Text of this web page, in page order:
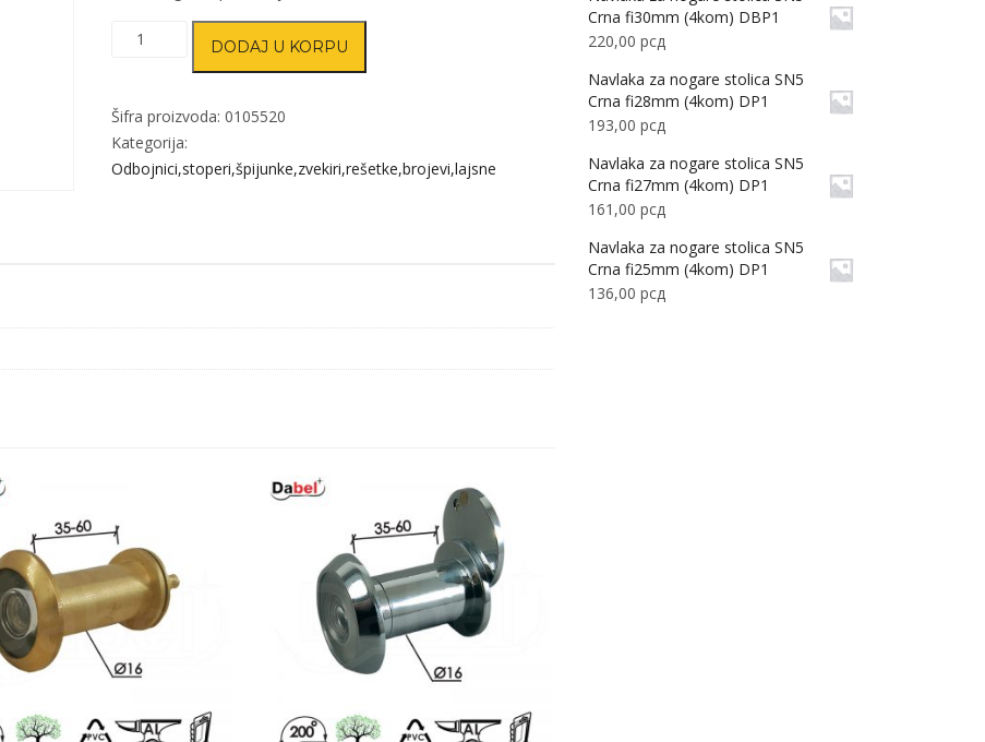
Odbojnik
vrata
OD101
Braon
DODAJ U KORPU
Šifra proizvoda: 0105520
Kategorija:
Odbojnici,stoperi,špijunke,zvekiri,rešetke,brojevi,lajsne
Crna fi30mm (4kom) DBP1
220,00 рсд
Navlaka za nogare stolica SN5
Crna fi28mm (4kom) DP1
193,00 рсд
Navlaka za nogare stolica SN5
Crna fi27mm (4kom) DP1
161,00 рсд
Navlaka za nogare stolica SN5
Crna fi25mm (4kom) DP1
136,00 рсд